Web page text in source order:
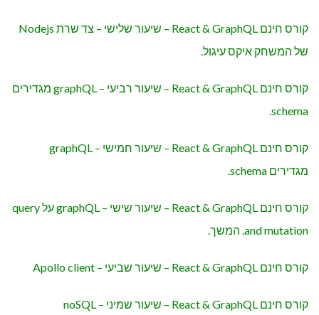
קורס חינם React & GraphQL – שיעור שלישי – צד שרת Nodejs
של המשחק איקס עיגול.
קורס חינם React & GraphQL – שיעור רביעי – graphQL מגדירים
schema.
קורס חינם React & GraphQL – שיעור חמישי – graphQL
מגדירים schema.
קורס חינם React & GraphQL – שיעור שישי – graphQL על query
and mutation. המשך.
קורס חינם React & GraphQL – שיעור שביעי – Apollo client
קורס חינם React & GraphQL – שיעור שמיני – noSQL